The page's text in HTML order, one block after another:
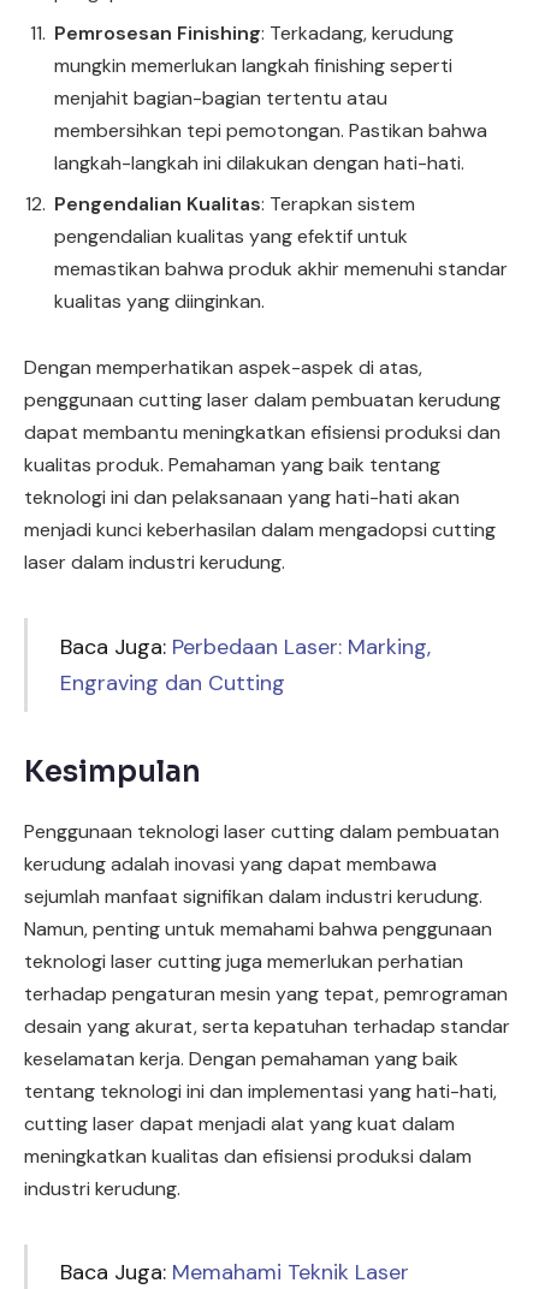
Pemrosesan Finishing: Terkadang, kerudung
mungkin memerlukan langkah finishing seperti
menjahit bagian-bagian tertentu atau
membersihkan tepi pemotongan. Pastikan bahwa
langkah-langkah ini dilakukan dengan hati-hati.
Pengendalian Kualitas: Terapkan sistem
pengendalian kualitas yang efektif untuk
memastikan bahwa produk akhir memenuhi standar
kualitas yang diinginkan.
Dengan memperhatikan aspek-aspek di atas,
penggunaan cutting laser dalam pembuatan kerudung
dapat membantu meningkatkan efisiensi produksi dan
kualitas produk. Pemahaman yang baik tentang
teknologi ini dan pelaksanaan yang hati-hati akan
menjadi kunci keberhasilan dalam mengadopsi cutting
laser dalam industri kerudung.
Baca Juga: Perbedaan Laser: Marking,
Engraving dan Cutting
Kesimpulan
Penggunaan teknologi laser cutting dalam pembuatan
kerudung adalah inovasi yang dapat membawa
sejumlah manfaat signifikan dalam industri kerudung.
Namun, penting untuk memahami bahwa penggunaan
teknologi laser cutting juga memerlukan perhatian
terhadap pengaturan mesin yang tepat, pemrograman
desain yang akurat, serta kepatuhan terhadap standar
keselamatan kerja. Dengan pemahaman yang baik
tentang teknologi ini dan implementasi yang hati-hati,
cutting laser dapat menjadi alat yang kuat dalam
meningkatkan kualitas dan efisiensi produksi dalam
industri kerudung.
Baca Juga: Memahami Teknik Laser